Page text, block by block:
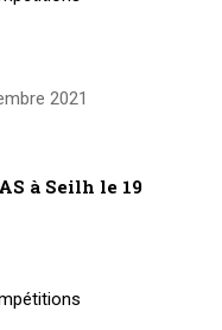
2021
à Seilh le 19